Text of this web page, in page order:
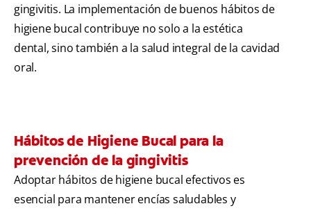
gingivitis. La implementación de buenos hábitos de
higiene bucal contribuye no solo a la estética
dental, sino también a la salud integral de la cavidad
oral.
Hábitos de Higiene Bucal para la
prevención de la gingivitis
Adoptar hábitos de higiene bucal efectivos es
esencial para mantener encías saludables y